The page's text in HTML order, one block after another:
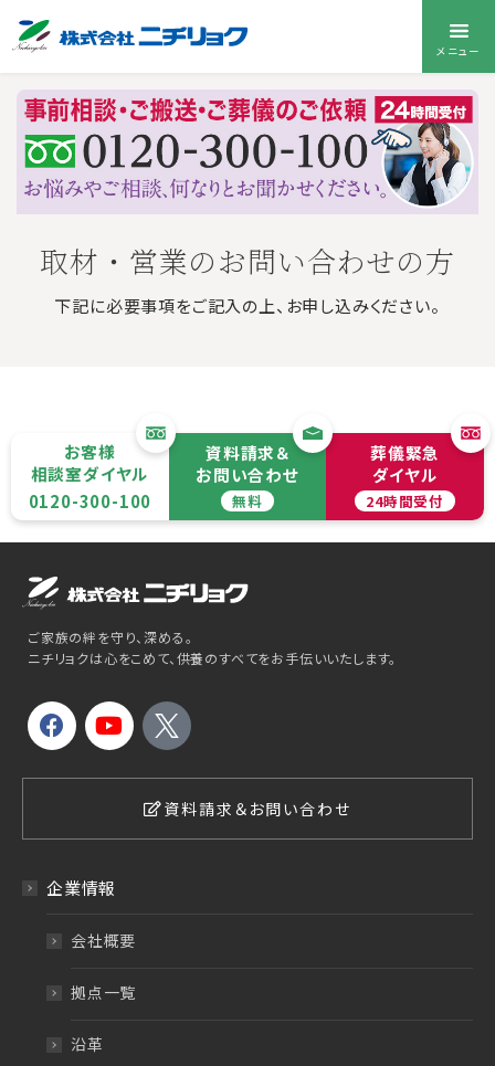
メニュー
取材・営業のお問い合わせの方
下記に必要事項をご記入の上、お申し込みください。
お客様
相談室ダイヤル
0120-300-100
資料請求＆
お問い合わせ
無料
葬儀緊急
ダイヤル
24時間受付
ご家族の絆を守り、深める。
ニチリョクは心をこめて、供養のすべてをお手伝いいたします。
資料請求＆お問い合わせ
企業情報
会社概要
拠点一覧
沿革